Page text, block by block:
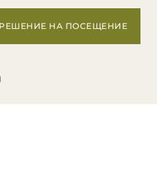
НА ПОСЕЩЕНИЕ